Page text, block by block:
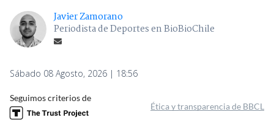
Javier Zamorano
Periodista de Deportes en BioBioChile
Sábado 08 Agosto, 2026 | 18:56
Seguimos criterios de
Ética y transparencia de BBCL